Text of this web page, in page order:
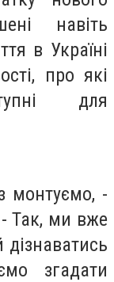
навіть
в Україні
про які
для
монтуємо, -
- Так, ми вже
згадати